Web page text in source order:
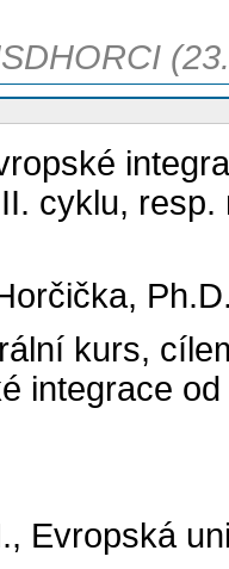
cyklu,
kurs,
integrace
Evropská